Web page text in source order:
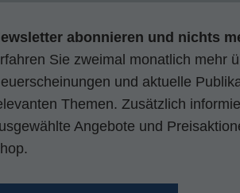
abonnieren und nichts
Sie zweimal monatlich mehr
und aktuelle
Themen. Zusätzlich
Angebote und